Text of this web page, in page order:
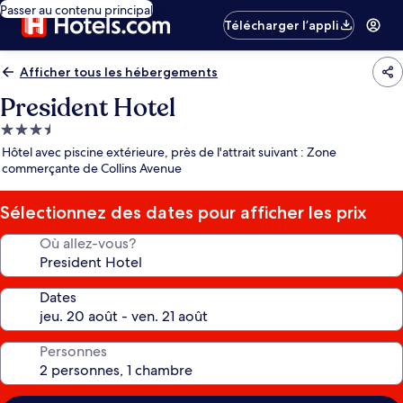
Passer au contenu principal
Télécharger l’appli
Afficher tous les hébergements
President Hotel
Hébergement
3.5 étoiles
Hôtel avec piscine extérieure, près de l'attrait suivant : Zone
commerçante de Collins Avenue
Sélectionnez des dates pour afficher les prix
Où allez-vous?
Dates
Personnes